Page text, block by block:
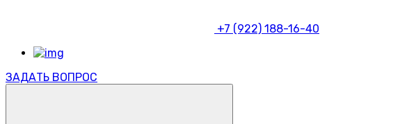
+7 (922) 188-16-40
ЗАДАТЬ ВОПРОС